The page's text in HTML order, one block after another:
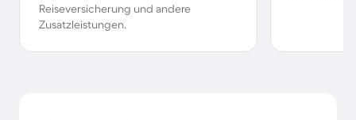
Reiseversicherung und andere
Zusatzleistungen.